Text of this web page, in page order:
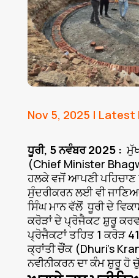
Nov 5, 2025 | Latest
ਧੂਰੀ, 5 ਨਵੰਬਰ 2025 :
(Chief Minister
ਹਲਕੇ ਵਜੋਂ ਆਪਣੀ ਪਹਿਚਾਣ
ਸੁੰਦਰੀਕਰਨ ਲਈ ਵੀ
ਸਿੰਘ ਮਾਨ ਵੱਲੋਂ ਧੂਰੀ ਦੇ
ਕਰੋੜਾਂ ਦੇ ਪ੍ਰੋਜੈਕਟ ਸ਼ੁਰੂ
ਪ੍ਰੋਜੈਕਟਾਂ ਤਹਿਤ 1 ਕਰੋੜ
ਕ੍ਰਾਂਤੀ ਚੌਂਕ (Dhuri’s
ਨਵੀਨੀਕਰਨ ਦਾ ਕੰਮ ਸ਼ੁਰੂ ਹੋ